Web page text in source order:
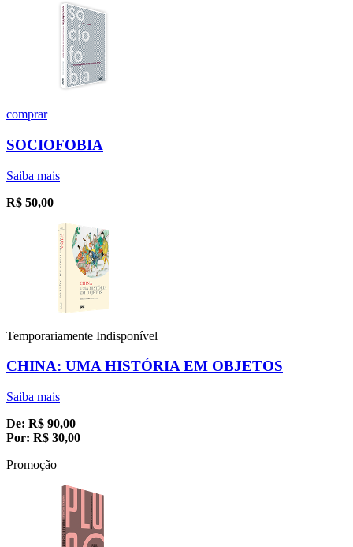
comprar
SOCIOFOBIA
Saiba mais
R$ 50,00
Temporariamente Indisponível
CHINA: UMA HISTÓRIA EM OBJETOS
Saiba mais
De: R$ 90,00
Por: R$ 30,00
Promoção